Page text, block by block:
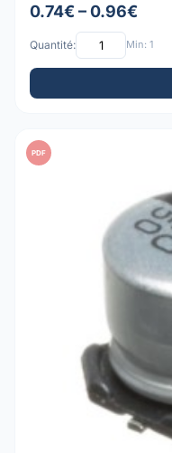
0.74€ – 0.96€
Quantité: Min: 1
PDF